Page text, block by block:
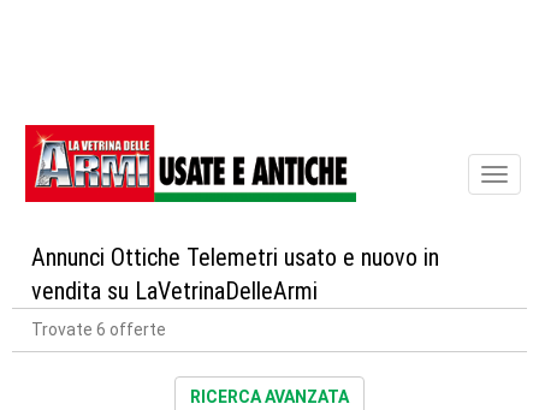
Annunci Ottiche Telemetri usato e nuovo in
vendita su LaVetrinaDelleArmi
Trovate 6 offerte
RICERCA AVANZATA